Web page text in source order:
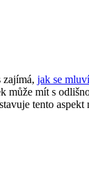
jak se
mít s
tento